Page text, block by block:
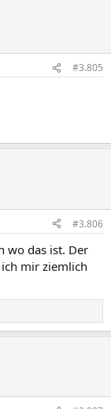
#3.805
#3.806
wo das ist. Der
mir ziemlich